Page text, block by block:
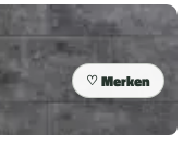
Merken